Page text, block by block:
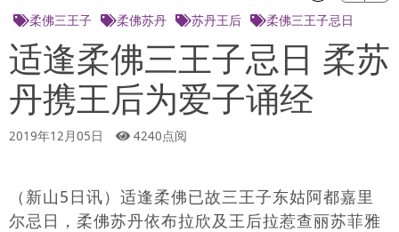
柔佛三王子 柔佛苏丹 苏丹王后 柔佛三王子忌日
适逢柔佛三王子忌日 柔苏
丹携王后为爱子诵经
2019年12月05日 4240点阅
（新山5日讯）适逢柔佛已故三王子东姑阿都嘉里
尔忌日，柔佛苏丹依布拉欣及王后拉惹查丽苏菲雅